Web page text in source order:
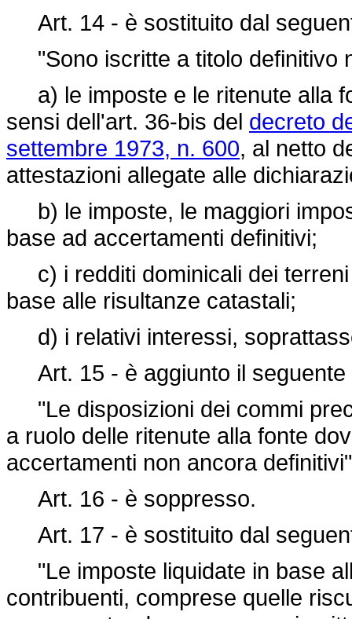
Art. 14 - è sostituito dal
"Sono iscritte a titolo definitivo
a) le imposte e le ritenute alla
sensi dell'art. 36-bis del decreto
settembre 1973, n. 600, al netto
attestazioni allegate alle
b) le imposte, le maggiori
base ad accertamenti definitivi;
c) i redditi dominicali dei terreni
base alle risultanze catastali;
d) i relativi interessi,
Art. 15 - è aggiunto il seguente
"Le disposizioni dei commi
a ruolo delle ritenute alla fonte
accertamenti non ancora
Art. 16 - è soppresso.
Art. 17 - è sostituito dal
"Le imposte liquidate in base
contribuenti, comprese quelle